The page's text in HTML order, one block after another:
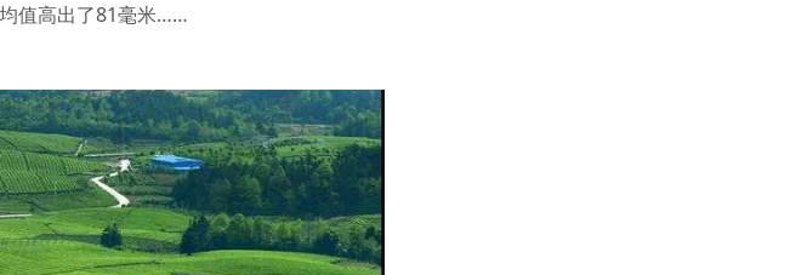
值高出了81毫米……